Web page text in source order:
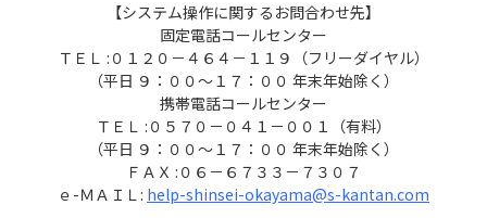
【システム操作に関するお問合わせ先】
固定電話コールセンター
ＴＥＬ :０１２０－４６４－１１９（フリーダイヤル）
（平日 ９：００～１７：００ 年末年始除く）
携帯電話コールセンター
ＴＥＬ :０５７０－０４１－００１（有料）
（平日 ９：００～１７：００ 年末年始除く）
ＦＡＸ :０６－６７３３－７３０７
ｅ-ＭＡＩＬ: help-shinsei-okayama@s-kantan.com